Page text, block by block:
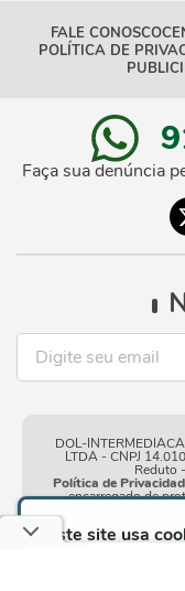
Este site usa
acordo com os
FALE CONOSCO
POLÍTICA DE
Faça sua denúncia
DOL-
LTDA - CNPJ
Reduto
Política de
encarregado de